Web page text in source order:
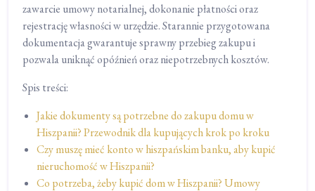
zawarcie umowy notarialnej, dokonanie płatności oraz
rejestrację własności w urzędzie. Starannie przygotowana
dokumentacja gwarantuje sprawny przebieg zakupu i
pozwala uniknąć opóźnień oraz niepotrzebnych kosztów.
Spis treści:
Jakie dokumenty są potrzebne do zakupu domu w
Hiszpanii? Przewodnik dla kupujących krok po kroku
Czy muszę mieć konto w hiszpańskim banku, aby kupić
nieruchomość w Hiszpanii?
Co potrzeba, żeby kupić dom w Hiszpanii? Umowy